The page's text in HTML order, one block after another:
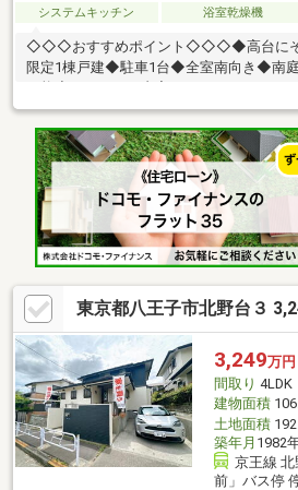
システムキッチン
浴室乾燥機
◇◇◇おすすめポイント◇◇◇◆高台にそ
限定1棟戸建◆駐車1台◆全室南向き◆南庭
室リフォーム・洗面化粧台交換・給湯器
ーリング貼替・和洋変更工事・外壁屋根
グ実施済み
東京都八王子市北野台３
3,249万円
間取り 4LDK
建物面積
土地面積
築年月 1982
京王線
前」バス停